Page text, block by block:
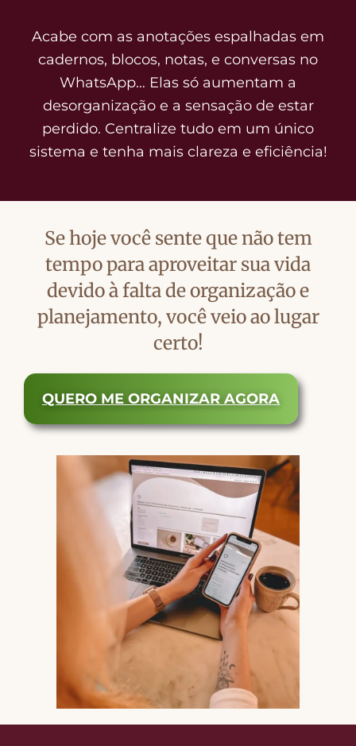
Acabe com as anotações espalhadas em
cadernos, blocos, notas, e conversas no
WhatsApp… Elas só aumentam a
desorganização e a sensação de estar
perdido. Centralize tudo em um único
sistema e tenha mais clareza e eficiência!
Se hoje você sente que não tem
tempo para aproveitar sua vida
devido à falta de organização e
planejamento, você veio ao lugar
certo!
QUERO ME ORGANIZAR AGORA